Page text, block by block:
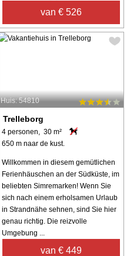
van € 526
Huis: 54810
Trelleborg
4 personen, 30 m²
650 m naar de kust.
Willkommen in diesem gemütlichen
Ferienhäuschen an der Südküste, im
beliebten Simremarken! Wenn Sie
sich nach einem erholsamen Urlaub
in Strandnähe sehnen, sind Sie hier
genau richtig. Die reizvolle
Umgebung ...
van € 449